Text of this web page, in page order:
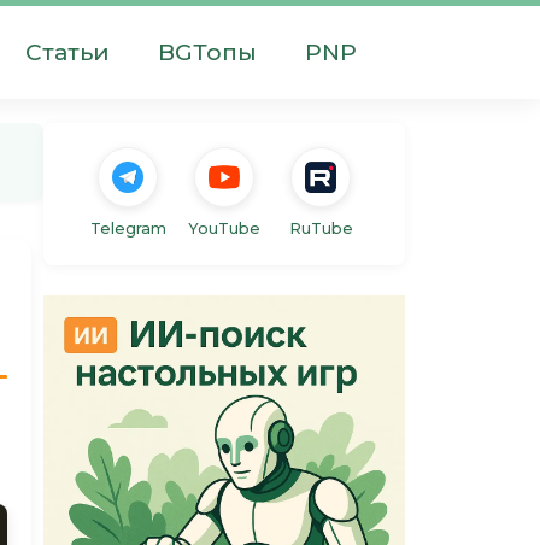
Статьи BGТопы PNP
Telegram YouTube RuTube